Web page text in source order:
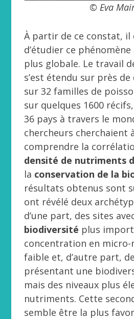
© Eva
À partir de ce constat, il
d’étudier ce
plus globale. Le travail
s’est étendu sur près
sur 32 familles de
sur quelques 1600
36 pays à travers le
chercheurs cherchaient
comprendre la
densité de nutriments
la conservation de la
résultats obtenus sont
ont révélé deux
d’une part, des sites
biodiversité plus
concentration en
faible et, d’autre part,
présentant une
mais des niveaux plus
nutriments. Cette
semble être la plus